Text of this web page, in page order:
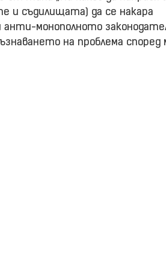
и съдилищата) да се накара
монополното
на проблема според